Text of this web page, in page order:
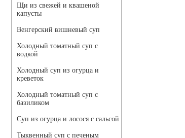
Щи из свежей и квашеной
капусты
Венгерский вишневый суп
Холодный томатный суп с
водкой
Холодный суп из огурца и
креветок
Холодный томатный суп с
базиликом
Суп из огурца и лосося с сальсой
Тыквенный суп с печеным